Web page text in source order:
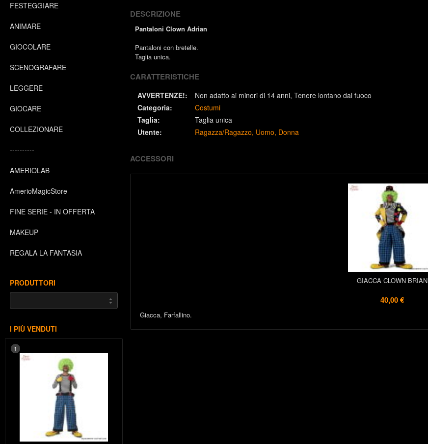
FESTEGGIARE
ANIMARE
GIOCOLARE
SCENOGRAFARE
LEGGERE
GIOCARE
COLLEZIONARE
----------
AMERIOLAB
AmerioMagicStore
FINE SERIE - IN OFFERTA
MAKEUP
REGALA LA FANTASIA
PRODUTTORI
I PIÙ VENDUTI
1
DESCRIZIONE
Pantaloni Clown Adrian
Pantaloni con bretelle.
Taglia unica.
CARATTERISTICHE
AVVERTENZE!: Non adatto ai minori di 14 anni Tenere lontano dal fuoco
Categoria:
Costumi
Taglia:
Taglia unica
Utente:
Ragazza/Ragazzo Uomo Donna
ACCESSORI
GIACCA CLOWN BRIAN
40,00 €
Giacca, Farfallino.